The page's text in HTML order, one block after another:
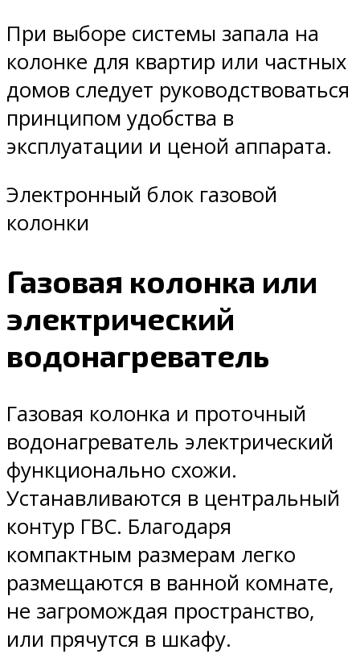
При выборе системы запала на
колонке для квартир или частных
домов следует руководствоваться
принципом удобства в
эксплуатации и ценой аппарата.
Электронный блок газовой
колонки
Газовая колонка или
электрический
водонагреватель
Газовая колонка и проточный
водонагреватель электрический
функционально схожи.
Устанавливаются в центральный
контур ГВС. Благодаря
компактным размерам легко
размещаются в ванной комнате,
не загромождая пространство,
или прячутся в шкафу.